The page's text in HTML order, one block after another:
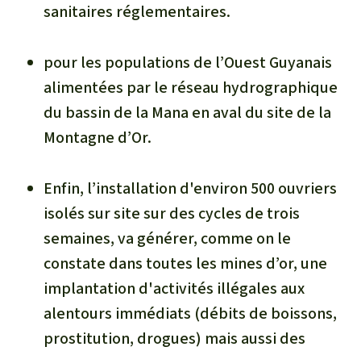
sanitaires réglementaires.
pour les populations de l’Ouest Guyanais
alimentées par le réseau hydrographique
du bassin de la Mana en aval du site de la
Montagne d’Or.
Enfin, l’installation d'environ 500 ouvriers
isolés sur site sur des cycles de trois
semaines, va générer, comme on le
constate dans toutes les mines d’or, une
implantation d'activités illégales aux
alentours immédiats (débits de boissons,
prostitution, drogues) mais aussi des